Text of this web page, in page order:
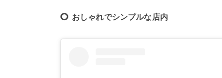
おしゃれでシンプルな店内